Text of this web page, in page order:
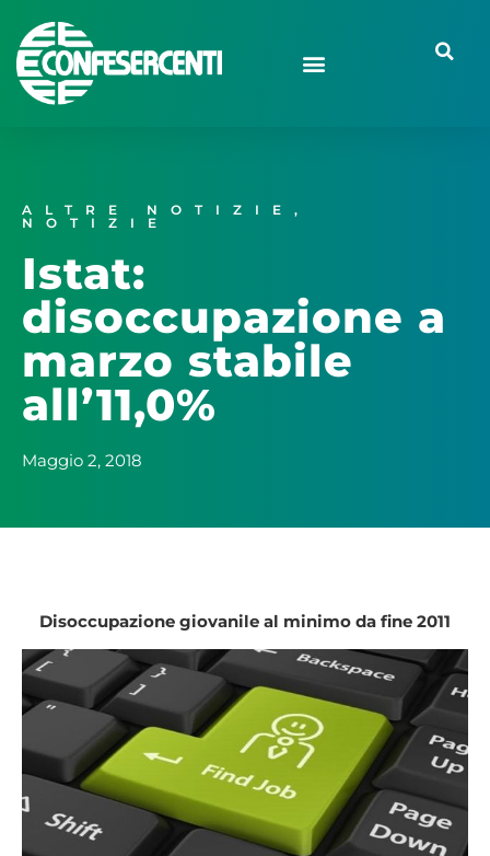
ALTRE NOTIZIE ,
NOTIZIE
Istat:
disoccupazione a
marzo stabile
all’11,0%
Maggio 2, 2018
Disoccupazione giovanile al minimo da fine 2011